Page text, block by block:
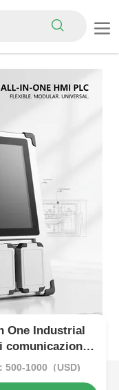
One Industrial
comunicazione
500-1000（USD)